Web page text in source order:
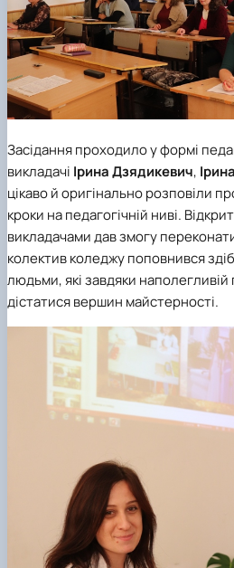
Засідання проходило у формі
викладачі Ірина Дзядикевич,
цікаво й оригінально розповіли
кроки на педагогічній ниві.
викладачами дав змогу
колектив коледжу поповнився
людьми, які завдяки
дістатися вершин майстерності.